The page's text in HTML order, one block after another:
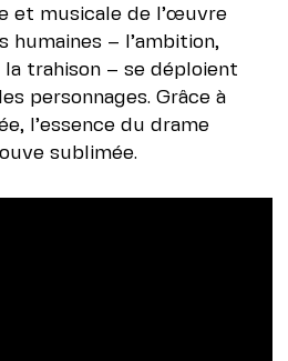
et musicale de l’œuvre
humaines – l’ambition,
la trahison – se déploient
personnages. Grâce à
l’essence du drame
sublimée.